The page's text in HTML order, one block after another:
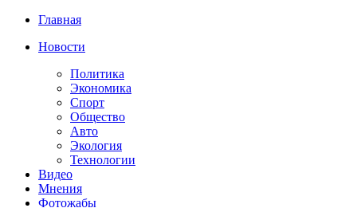
Главная
Новости
Политика
Экономика
Спорт
Общество
Авто
Экология
Технологии
Видео
Мнения
Фотожабы